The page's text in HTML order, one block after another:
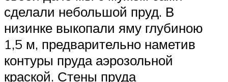
сделали небольшой пруд. В
низинке выкопали яму глубиною
1,5 м, предварительно наметив
контуры пруда аэрозольной
краской. Стены пруда